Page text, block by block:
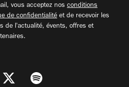
vous acceptez nos conditions
de confidentialité et de recevoir les
de l'actualité, évents, offres et